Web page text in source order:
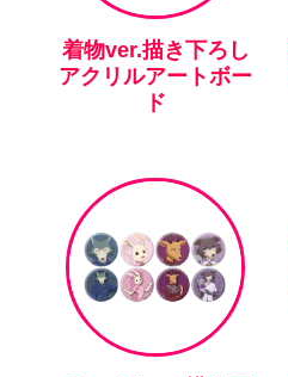
着物ver.描き下ろし
アクリルアートボー
ド